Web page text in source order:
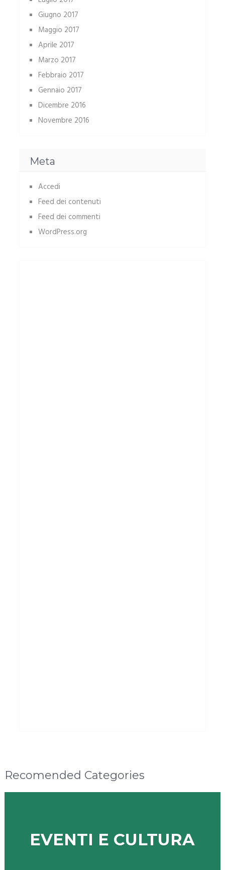
Giugno 2017
Maggio 2017
Aprile 2017
Marzo 2017
Febbraio 2017
Gennaio 2017
Dicembre 2016
Novembre 2016
Meta
Accedi
Feed dei contenuti
Feed dei commenti
WordPress.org
Recomended Categories
EVENTI E CULTURA